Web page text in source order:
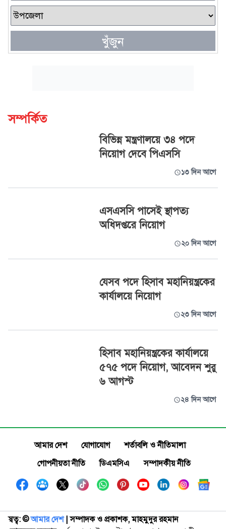
খুঁজুন
সম্পর্কিত
বিভিন্ন মন্ত্রণালয়ে ৩৪ পদে
নিয়োগ দেবে পিএসসি
১৩ দিন আগে
এসএসসি পাসেই স্থাপত্য
অধিদপ্তরে নিয়োগ
২০ দিন আগে
যেসব পদে হিসাব মহানিয়ন্ত্রকের
কার্যালয়ে নিয়োগ
২৩ দিন আগে
হিসাব মহানিয়ন্ত্রকের কার্যালয়ে
৫৭৫ পদে নিয়োগ, আবেদন শুরু
৬ আগস্ট
২৪ দিন আগে
আমার দেশ যোগাযোগ
শর্তাবলি ও নীতিমালা
গোপনীয়তা নীতি
ডিএমসিএ সম্পাদকীয় নীতি
স্বত্ব: ©️আমার দেশ| সম্পাদক ও প্রকাশক, মাহমুদুর রহমান